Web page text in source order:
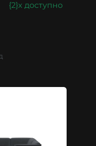
{2}x доступно